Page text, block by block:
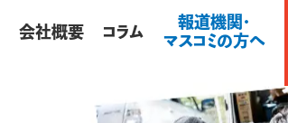
会社概要 コラム
報道機関・
マスコミの方へ